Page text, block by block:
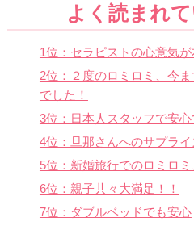
よく読まれ
1位：セラピストの心意気が
2位：２度のロミロミ、今
でした！
3位：日本人スタッフで安心
4位：旦那さんへのサプライ
5位：新婚旅行でのロミロミ
6位：親子共々大満足！！
7位：ダブルベッドでも安心